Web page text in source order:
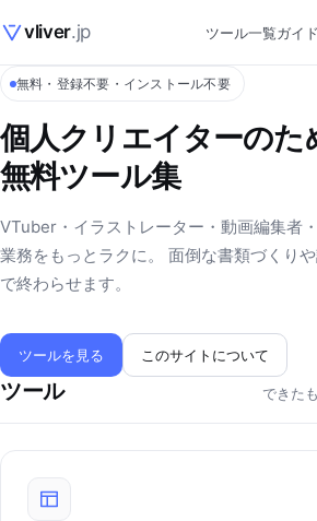
vliver.jp ツール一覧ガイド
無料・登録不要・インストール不要
個人クリエイターのた
無料ツール集
VTuber・イラストレーター・動画編集者
業務をもっとラクに。 面倒な書類づくり
で終わらせます。
ツールを見る このサイトについて
ツール できた